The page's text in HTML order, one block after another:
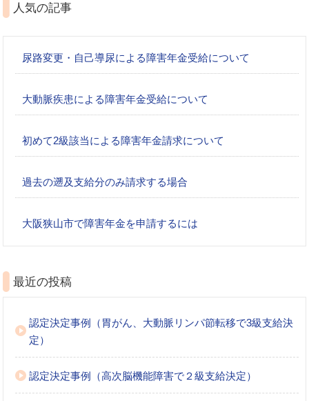
人気の記事
尿路変更・自己導尿による障害年金受給について
大動脈疾患による障害年金受給について
初めて2級該当による障害年金請求について
過去の遡及支給分のみ請求する場合
大阪狭山市で障害年金を申請するには
最近の投稿
認定決定事例（胃がん、大動脈リンパ節転移で3級支給決
定）
認定決定事例（高次脳機能障害で２級支給決定）